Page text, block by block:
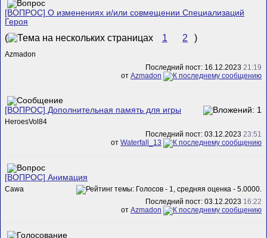
[ВОПРОС] О изменениях и/или совмещении Специализаций
Героя
( 1 2 )
Azmadon
Последний пост: 16.12.2023 21:19
от Azmadon
[ВОПРОС] Дополнительная память для игры
HeroesVol84
Последний пост: 03.12.2023 23:51
от Waterfall_13
[ВОПРОС] Анимация
Cawa
Последний пост: 03.12.2023 16:22
от Azmadon